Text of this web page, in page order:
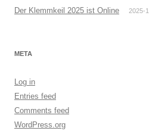
Der Klemmkeil 2025 ist Online 2025-
META
Log in
Entries feed
Comments feed
WordPress.org